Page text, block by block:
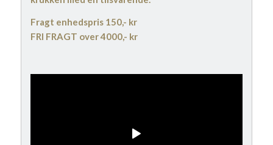
Fragt enhedspris 150,- kr
FRI FRAGT over 4000,- kr